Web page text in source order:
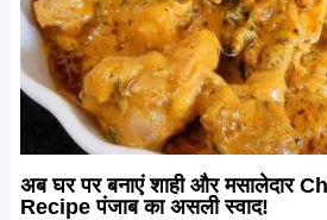
अब घर पर बनाएं शाही और मसालेदार
Recipe पंजाब का असली स्वाद!